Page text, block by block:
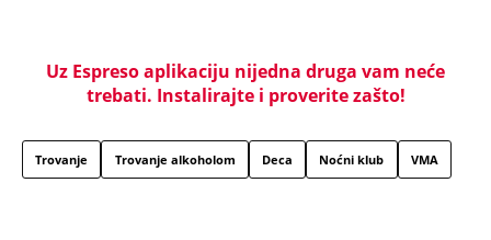
Uz Espreso aplikaciju nijedna druga vam neće
trebati. Instalirajte i proverite zašto!
Trovanje Trovanje alkoholom Deca Noćni klub VMA